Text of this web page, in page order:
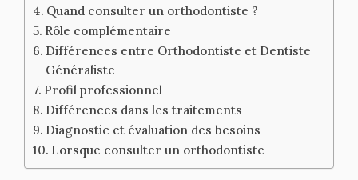
Quand consulter un orthodontiste ?
Rôle complémentaire
Différences entre Orthodontiste et Dentiste
Généraliste
Profil professionnel
Différences dans les traitements
Diagnostic et évaluation des besoins
Lorsque consulter un orthodontiste